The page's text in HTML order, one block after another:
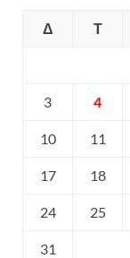
Δ
Τ
3 4
10 11
17 18
24 25
31